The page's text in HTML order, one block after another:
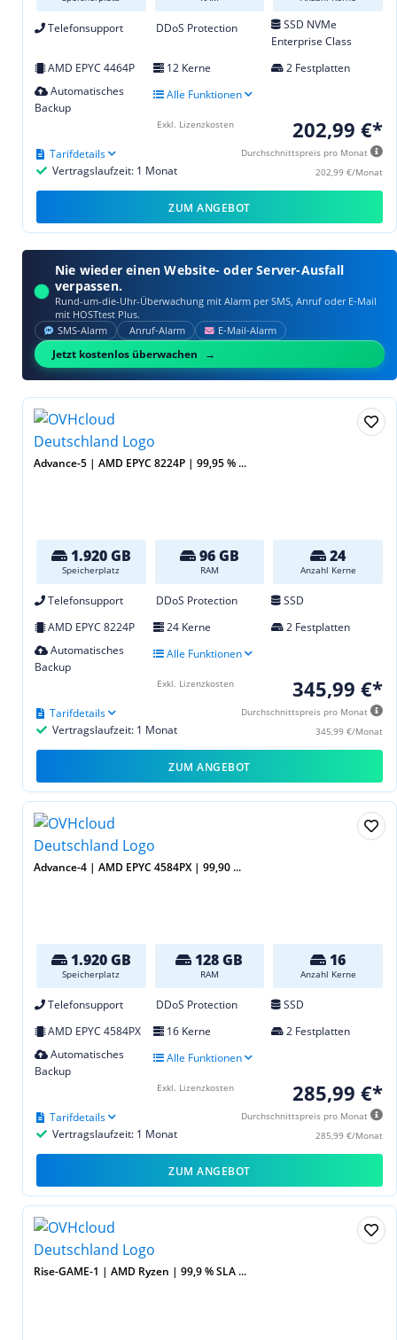
Telefonsupport DDoS Protection
SSD NVMe
Enterprise Class
AMD EPYC 4464P
12 Kerne
2 Festplatten
Automatisches
Backup
Alle Funktionen
202,99 €*
Durchschnittspreis pro Monat
202,99 €/Monat
Vertragslaufzeit: 1 Monat
Tarifdetails
Exkl. Lizenzkosten
ZUM ANGEBOT
Nie wieder einen Website- oder Server-Ausfall
verpassen.
Rund-um-die-Uhr-Überwachung mit Alarm per SMS, Anruf oder E‑Mail
mit HOSTtest Plus.
SMS‑Alarm Anruf‑Alarm E‑Mail‑Alarm
Jetzt kostenlos überwachen
Advance-5 | AMD EPYC 8224P | 99,95 % ...
1.920 GB
Speicherplatz
96 GB
RAM
24
Anzahl Kerne
Telefonsupport DDoS Protection
SSD
AMD EPYC 8224P
24 Kerne
2 Festplatten
Automatisches
Backup
Alle Funktionen
345,99 €*
Durchschnittspreis pro Monat
345,99 €/Monat
Vertragslaufzeit: 1 Monat
Tarifdetails
Exkl. Lizenzkosten
ZUM ANGEBOT
Advance-4 | AMD EPYC 4584PX | 99,90 ...
1.920 GB
Speicherplatz
128 GB
RAM
16
Anzahl Kerne
Telefonsupport DDoS Protection
SSD
AMD EPYC 4584PX
16 Kerne
2 Festplatten
Automatisches
Backup
Alle Funktionen
285,99 €*
Durchschnittspreis pro Monat
285,99 €/Monat
Vertragslaufzeit: 1 Monat
Tarifdetails
Exkl. Lizenzkosten
ZUM ANGEBOT
Rise-GAME-1 | AMD Ryzen | 99,9 % SLA ...